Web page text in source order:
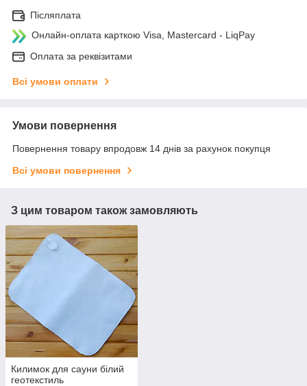
Післяплата
Онлайн-оплата карткою Visa, Mastercard - LiqPay
Оплата за реквізитами
Всі умови оплати
Умови повернення
Повернення товару впродовж 14 днів за рахунок покупця
Всі умови повернення
З цим товаром також замовляють
Килимок для сауни білий
геотекстиль